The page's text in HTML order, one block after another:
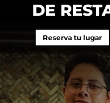
DE
Reserva tu lugar